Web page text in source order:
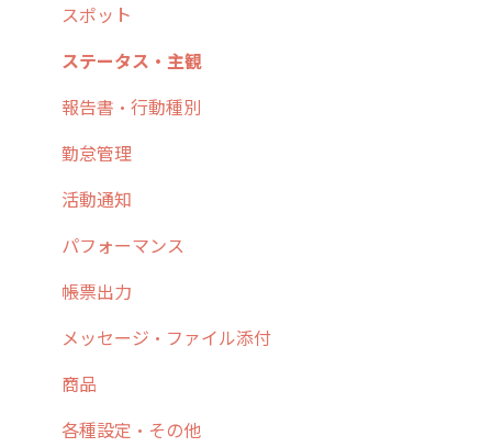
5. 基本的な使い方：システム管理者編
6. 基本的な使い方：ユーザー編
7. 初心者向けよくある質問集
8. 用語集
9. もっと便利に利用するための設定
10.ユーザー向けおすすめの使い方
【業界業種別】cyzen設定方法
スポット
ステータス・主観
報告書・行動種別
勤怠管理
活動通知
パフォーマンス
帳票出力
メッセージ・ファイル添付
商品
各種設定・その他